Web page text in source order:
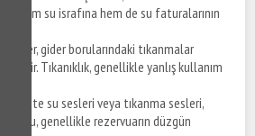
Bu hem su israfına hem de su faturalarının
gider borularındaki tıkanmalar
Tıkanıklık, genellikle yanlış kullanım
klozette su sesleri veya tıkanma sesleri,
Bu, genellikle rezervuarın düzgün